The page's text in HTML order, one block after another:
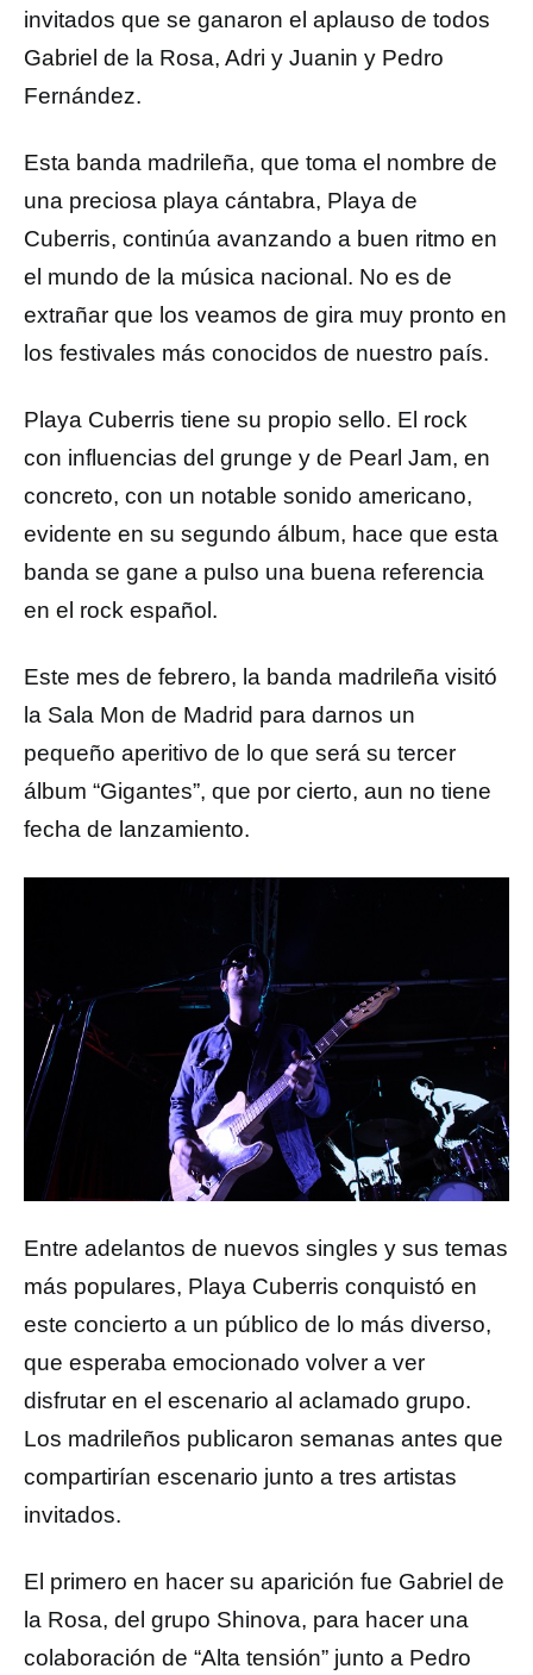
invitados que se ganaron el aplauso de todos
Gabriel de la Rosa, Adri y Juanin y Pedro
Fernández.
Esta banda madrileña, que toma el nombre de
una preciosa playa cántabra, Playa de
Cuberris, continúa avanzando a buen ritmo en
el mundo de la música nacional. No es de
extrañar que los veamos de gira muy pronto en
los festivales más conocidos de nuestro país.
Playa Cuberris tiene su propio sello. El rock
con influencias del grunge y de Pearl Jam, en
concreto, con un notable sonido americano,
evidente en su segundo álbum, hace que esta
banda se gane a pulso una buena referencia
en el rock español.
Este mes de febrero, la banda madrileña visitó
la Sala Mon de Madrid para darnos un
pequeño aperitivo de lo que será su tercer
álbum “Gigantes”, que por cierto, aun no tiene
fecha de lanzamiento.
Entre adelantos de nuevos singles y sus temas
más populares, Playa Cuberris conquistó en
este concierto a un público de lo más diverso,
que esperaba emocionado volver a ver
disfrutar en el escenario al aclamado grupo.
Los madrileños publicaron semanas antes que
compartirían escenario junto a tres artistas
invitados.
El primero en hacer su aparición fue Gabriel de
la Rosa, del grupo Shinova, para hacer una
colaboración de “Alta tensión” junto a Pedro